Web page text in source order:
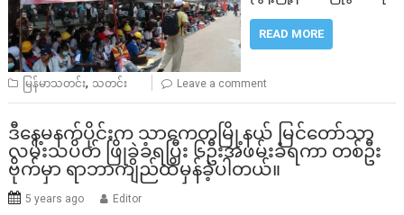
READ MORE
မြန်မာသတင်း, သတင်း Leave a comment
ဒီနေ့မနက်ပိုင်းက သာကေတမြို့နယ် မြင်တော်သာ
လမ်းသပိတ် ဖြိုခွဲခံရပြီး ၆ဦးအဖမ်းခံရကာ တစ်ဦး
ဗိုက်မှာ ရာဘာကျည်ထိမှန်ခဲ့ပါတယ်။
5 years ago Editor